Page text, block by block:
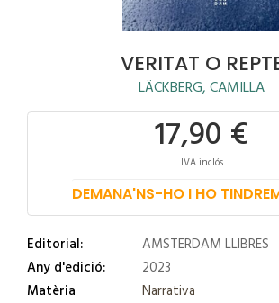
VERITAT O
LÄCKBERG, CAMILLA
17,90 €
IVA inclós
DEMANA'NS-HO I HO
Editorial:
AMSTERDAM LLIBRES
Any d'edició:
2023
Matèria
Narrativa